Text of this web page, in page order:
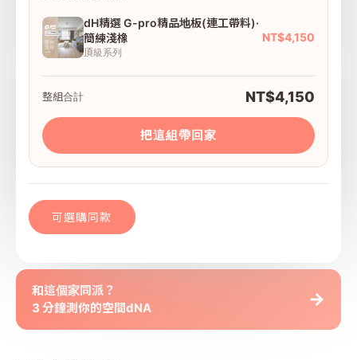
dH精選 G-pro精品地板(連工帶料)·
簡練淺橡
頂級系列
NT$4,150
整組合計 NT$4,150
把這組帶回家
可選購同款
和這個家同派？
3 分鐘測你的空間dNA
→